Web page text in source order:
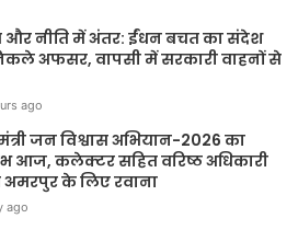
और नीति में अंतर: ईंधन बचत का संदेश
अफसर, वापसी में सरकारी वाहनों से
ago
जन विश्वास अभियान-2026 का
आज, कलेक्टर सहित वरिष्ठ अधिकारी
के लिए रवाना
ago